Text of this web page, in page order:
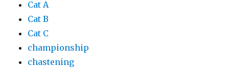
Cat A
Cat B
Cat C
championship
chastening